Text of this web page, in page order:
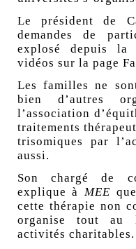
Le président de
demandes de
explosé depuis la
vidéos sur la page
Les familles ne
bien d’autres
l’association
traitements
trisomiques par
aussi.
Son chargé de
explique à MEE
cette thérapie non
organise tout au
activités charitables.